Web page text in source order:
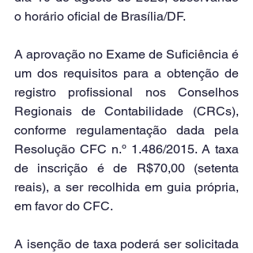
o horário oficial de Brasília/DF.
A aprovação no Exame de Suficiência é
um dos requisitos para a obtenção de
registro profissional nos Conselhos
Regionais de Contabilidade (CRCs),
conforme regulamentação dada pela
Resolução CFC n.º 1.486/2015. A taxa
de inscrição é de R$70,00 (setenta
reais), a ser recolhida em guia própria,
em favor do CFC.
A isenção de taxa poderá ser solicitada